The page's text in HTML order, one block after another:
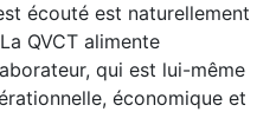
écouté est naturellement
QVCT alimente
qui est lui-même
économique et